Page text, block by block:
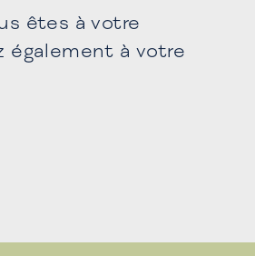
êtes à votre
également à votre